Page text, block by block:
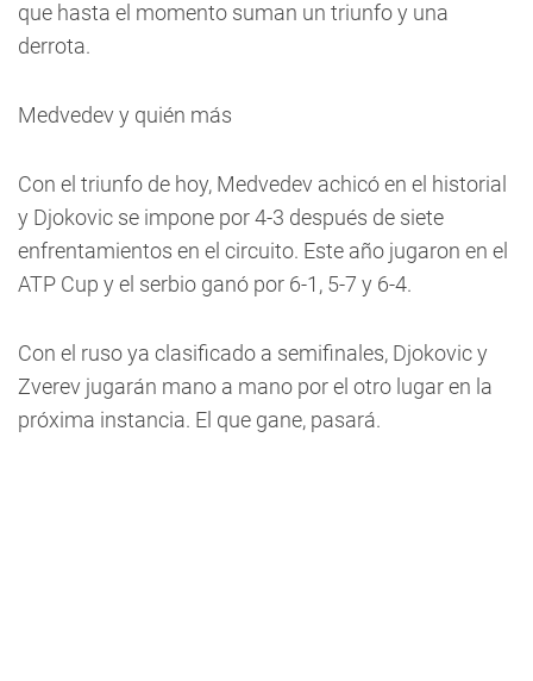
que hasta el momento suman un triunfo y una
derrota.
Medvedev y quién más
Con el triunfo de hoy, Medvedev achicó en el historial
y Djokovic se impone por 4-3 después de siete
enfrentamientos en el circuito. Este año jugaron en el
ATP Cup y el serbio ganó por 6-1, 5-7 y 6-4.
Con el ruso ya clasificado a semifinales, Djokovic y
Zverev jugarán mano a mano por el otro lugar en la
próxima instancia. El que gane, pasará.